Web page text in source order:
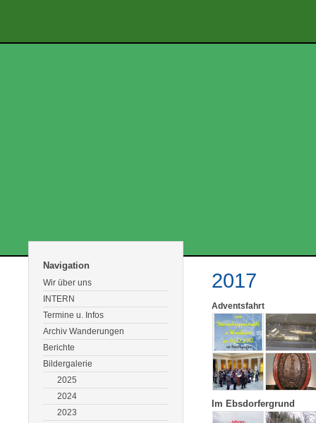
Navigation
Wir über uns
INTERN
Termine u. Infos
Archiv Wanderungen
Berichte
Bildergalerie
2025
2024
2023
2017
Adventsfahrt
Im Ebsdorfergrund